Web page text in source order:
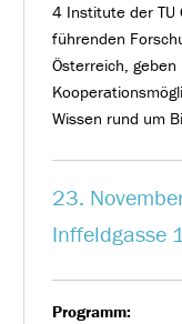
4 Institute der TU
führenden
Österreich,
Wissen rund um
23.
Inffeldgasse
Programm: